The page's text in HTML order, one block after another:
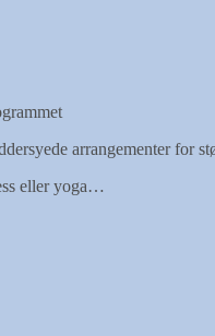
arrangementer for
eller yoga…